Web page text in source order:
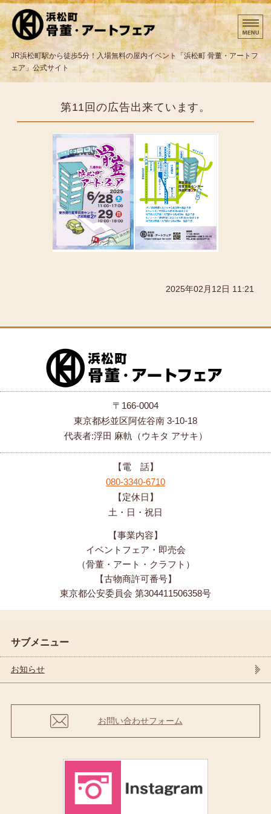
東京都の骨董・クラフト
JR浜松町駅から徒歩5分！入場無料の屋内イベント「浜松町 骨董・アートフ
ェア」公式サイト
出展業者様へ
出展までの流れ
問合わせと出店申込み
第11回の広告出来ています。
2025年02月12日 11:21
〒166-0004
東京都杉並区阿佐谷南 3-10-18
代表者:浮田 麻軌（ウキタ アサキ）
【電 話】
080-3340-6710
【定休日】
土・日・祝日
【事業内容】
イベントフェア・即売会
（骨董・アート・クラフト）
【古物商許可番号】
東京都公安委員会 第304411506358号
サブメニュー
お知らせ
お問い合わせフォーム